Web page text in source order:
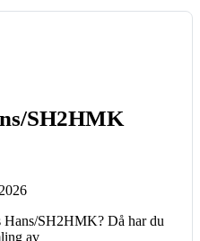
SH2HMK
Hans/SH2HMK? Då har du
av